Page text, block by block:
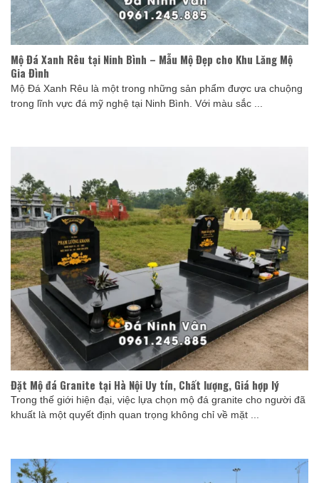
Mộ Đá Xanh Rêu tại Ninh Bình – Mẫu Mộ Đẹp cho Khu Lăng Mộ
Gia Đình
Mộ Đá Xanh Rêu là một trong những sản phẩm được ưa chuộng
trong lĩnh vực đá mỹ nghệ tại Ninh Bình. Với màu sắc ...
Đặt Mộ đá Granite tại Hà Nội Uy tín, Chất lượng, Giá hợp lý
Trong thế giới hiện đại, việc lựa chọn mộ đá granite cho người đã
khuất là một quyết định quan trọng không chỉ về mặt ...